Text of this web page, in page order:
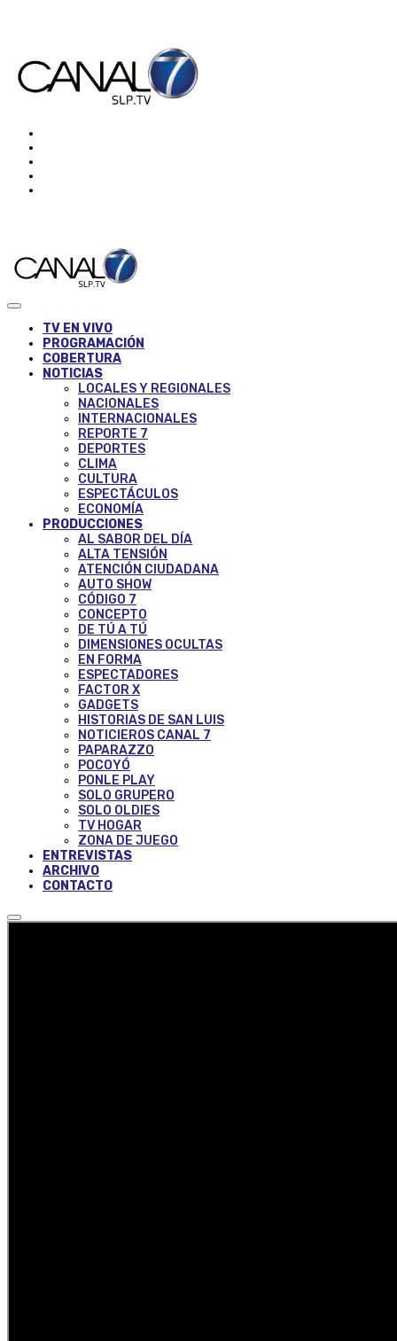
TV EN VIVO
PROGRAMACIÓN
COBERTURA
NOTICIAS
LOCALES Y REGIONALES
NACIONALES
INTERNACIONALES
REPORTE 7
DEPORTES
CLIMA
CULTURA
ESPECTÁCULOS
ECONOMÍA
PRODUCCIONES
AL SABOR DEL DÍA
ALTA TENSIÓN
ATENCIÓN CIUDADANA
AUTO SHOW
CÓDIGO 7
CONCEPTO
DE TÚ A TÚ
DIMENSIONES OCULTAS
EN FORMA
ESPECTADORES
FACTOR X
GADGETS
HISTORIAS DE SAN LUIS
NOTICIEROS CANAL 7
PAPARAZZO
POCOYÓ
PONLE PLAY
SOLO GRUPERO
SOLO OLDIES
TV HOGAR
ZONA DE JUEGO
ENTREVISTAS
ARCHIVO
CONTACTO